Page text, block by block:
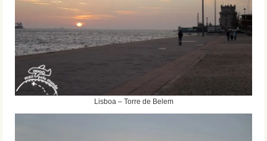
Lisboa – Torre de Belem